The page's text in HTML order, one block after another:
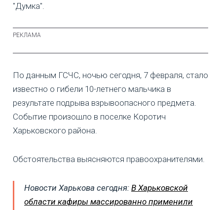
"Думка".
По данным ГСЧС, ночью сегодня, 7 февраля, стало
известно о гибели 10-летнего мальчика в
результате подрыва взрывоопасного предмета.
Событие произошло в поселке Коротич
Харьковского района.
Обстоятельства выясняются правоохранителями.
Новости Харькова сегодня: В Харьковской
области кафиры массированно применили